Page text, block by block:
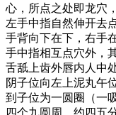
心，所点之处即龙穴
左手中指自然伸开去
手背向下在下，右手
手中指相互点穴外，
舌舐上齿外唇内人中
阴子位向左上泥丸午
到子位为一圆圈（一
四个九圆周，约四五